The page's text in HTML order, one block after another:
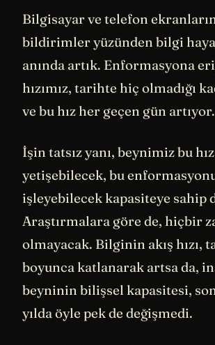
Bilgisayar ve telefon
bildirimler yüzünden bilgi
anında artık. Enformasyona
hızımız, tarihte hiç olmadığı
ve bu hız her geçen gün artıyor.
İşin tatsız yanı, beynimiz bu
yetişebilecek, bu
işleyebilecek kapasiteye sahip
Araştırmalara göre de, hiçbir
olmayacak. Bilginin akış hızı,
boyunca katlanarak artsa da,
beyninin bilişsel kapasitesi,
yılda öyle pek de değişmedi.